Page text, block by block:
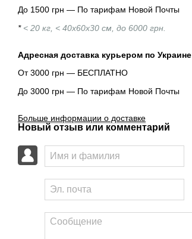
До 1500 грн — По тарифам Новой Почты
* < 20 кг, < 40х60х30 см, до 6000 грн.
Адресная доставка курьером по Украине
От 3000 грн — БЕСПЛАТНО
До 3000 грн — По тарифам Новой Почты
Больше информации о доставке
Новый отзыв или комментарий